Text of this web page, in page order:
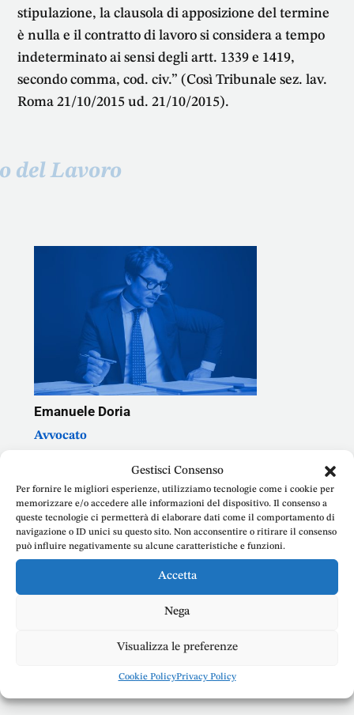
Gestisci Consenso
Per fornire le migliori esperienze, utilizziamo tecnologie come i cookie per
memorizzare e/o accedere alle informazioni del dispositivo. Il consenso a
queste tecnologie ci permetterà di elaborare dati come il comportamento di
navigazione o ID unici su questo sito. Non acconsentire o ritirare il consenso
può influire negativamente su alcune caratteristiche e funzioni.
Accetta
Nega
Visualizza le preferenze
Cookie PolicyPrivacy Policy
stipulazione, la clausola di apposizione del termine
è nulla e il contratto di lavoro si considera a tempo
indeterminato ai sensi degli artt. 1339 e 1419,
secondo comma, cod. civ.” (Così Tribunale sez. lav.
Roma 21/10/2015 ud. 21/10/2015).
del Lavoro
Emanuele Doria
Avvocato
Avvocato. Laurea in Giurisprudenza
presso l’Università Sapienza di Roma.
Presta assistenza e consulenza legale in
materia di Diritto Civile, Diritto del
Danni, Diritto di Famiglia (separazioni,
provincia di Frosinone. Opera in via
Cassino e Roma.